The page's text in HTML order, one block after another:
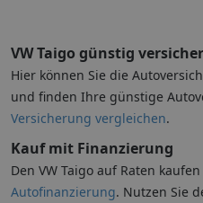
VW Taigo günstig
Hier können Sie die
und finden Ihre günstige
Versicherung vergleichen.
Kauf mit Finanzierung
Den VW Taigo auf Raten
Autofinanzierung. Nutzen Sie